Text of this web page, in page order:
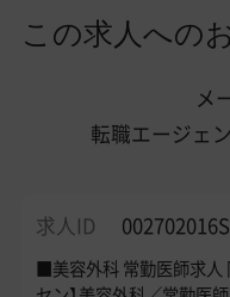
この求人への
メ
転職エージェ
求人ID
■美容外科 常勤医師求人